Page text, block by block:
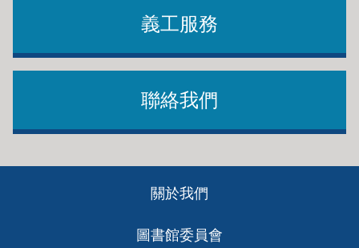
義工服務
聯絡我們
關於我們
圖書館委員會